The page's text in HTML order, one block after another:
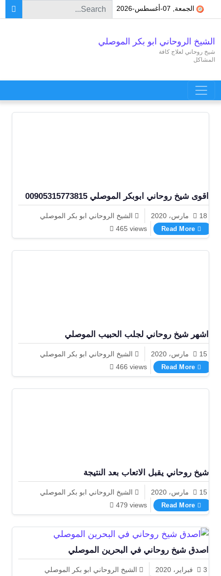
Skip to content
الجمعة, 07-أغسطس-2026
Search for:
الشيخ الروحاني ابو بكر الموصلي
شيخ روحاني لعلاج كافة
المشاكل
Main Navigation
اقوى شيخ روحاني ابوبكر الموصلي 00905315773815
18 مارس، 2020
الشيخ الروحاني ابو بكر الموصلي
465 views
Read More
اقوى شيخ روحاني ابوبكر الموصلي 00905315773815
اشهر شيخ روحاني لجلب الحبيب الموصلي
15 مارس، 2020
الشيخ الروحاني ابو بكر الموصلي
466 views
Read More
اشهر شيخ روحاني لجلب الحبيب الموصلي
شيخ روحاني يقبل الاتعاب بعد النتيجة
15 مارس، 2020
الشيخ الروحاني ابو بكر الموصلي
479 views
Read More
شيخ روحاني يقبل الاتعاب بعد النتيجة
اصدق شيخ روحاني في البحرين الموصلي
3 فبراير، 2020
الشيخ الروحاني ابو بكر الموصلي